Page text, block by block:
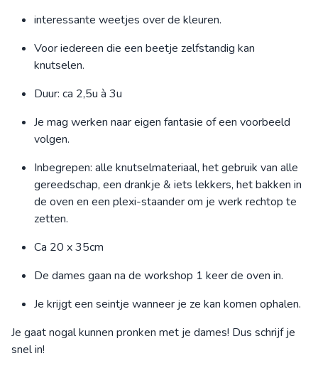
interessante weetjes over de kleuren.
Voor iedereen die een beetje zelfstandig kan
knutselen.
Duur: ca 2,5u à 3u
Je mag werken naar eigen fantasie of een voorbeeld
volgen.
Inbegrepen: alle knutselmateriaal, het gebruik van alle
gereedschap, een drankje & iets lekkers, het bakken in
de oven en een plexi-staander om je werk rechtop te
zetten.
Ca 20 x 35cm
De dames gaan na de workshop 1 keer de oven in.
Je krijgt een seintje wanneer je ze kan komen ophalen.
Je gaat nogal kunnen pronken met je dames! Dus schrijf je
snel in!